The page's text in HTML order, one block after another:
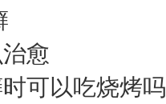
愈
可以吃烧烤吗